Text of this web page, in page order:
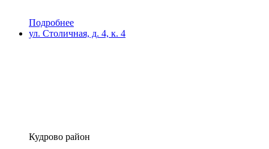
Подробнее
ул. Столичная, д. 4, к. 4
Кудрово район